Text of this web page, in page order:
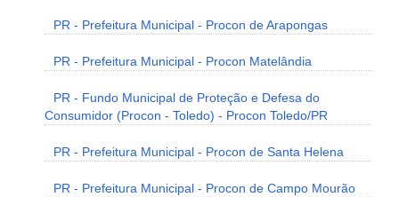
PR - Prefeitura Municipal - Procon de Arapongas
PR - Prefeitura Municipal - Procon Matelândia
PR - Fundo Municipal de Proteção e Defesa do
Consumidor (Procon - Toledo) - Procon Toledo/PR
PR - Prefeitura Municipal - Procon de Santa Helena
PR - Prefeitura Municipal - Procon de Campo Mourão